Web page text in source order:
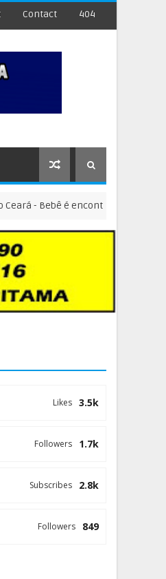
Contact 404
é encontrado dentro de
3.5k
Likes
1.7k
Followers
2.8k
Subscribes
849
Followers